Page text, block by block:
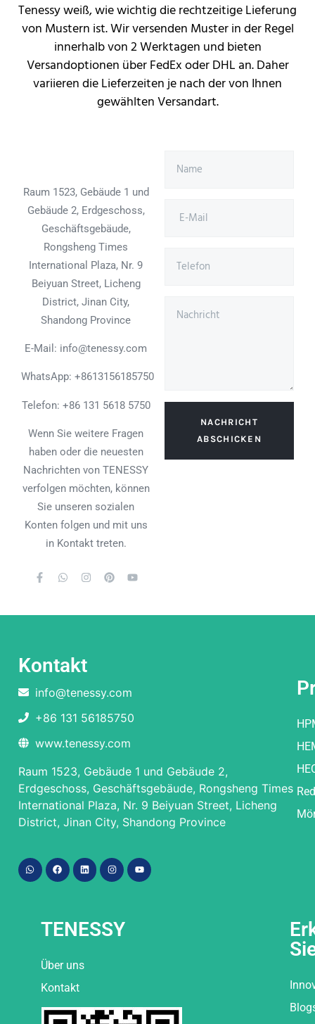
Tenessy weiß, wie wichtig die rechtzeitige Lieferung
von Mustern ist. Wir versenden Muster in der Regel
innerhalb von 2 Werktagen und bieten
Versandoptionen über FedEx oder DHL an. Daher
variieren die Lieferzeiten je nach der von Ihnen
gewählten Versandart.
Raum 1523, Gebäude 1 und
Gebäude 2, Erdgeschoss,
Geschäftsgebäude,
Rongsheng Times
International Plaza, Nr. 9
Beiyuan Street, Licheng
District, Jinan City,
Shandong Province
E-Mail: info@tenessy.com
WhatsApp: +8613156185750
Telefon: +86 131 5618 5750
Wenn Sie weitere Fragen
haben oder die neuesten
Nachrichten von TENESSY
verfolgen möchten, können
Sie unseren sozialen
Konten folgen und mit uns
in Kontakt treten.
NACHRICHT
ABSCHICKEN
Kontakt
info@tenessy.com
+86 131 56185750
www.tenessy.com
Raum 1523, Gebäude 1 und Gebäude 2,
Erdgeschoss, Geschäftsgebäude, Rongsheng Times
International Plaza, Nr. 9 Beiyuan Street, Licheng
District, Jinan City, Shandong Province
TENESSY
Über uns
Kontakt